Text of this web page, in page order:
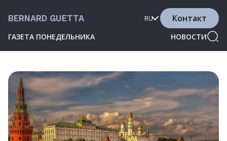
BERNARD GUETTA
ГАЗЕТА ПОНЕДЕЛЬНИКА НОВОСТИ
RU Контакт